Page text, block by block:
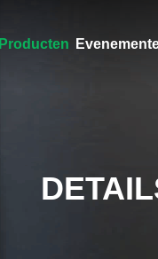
Producten